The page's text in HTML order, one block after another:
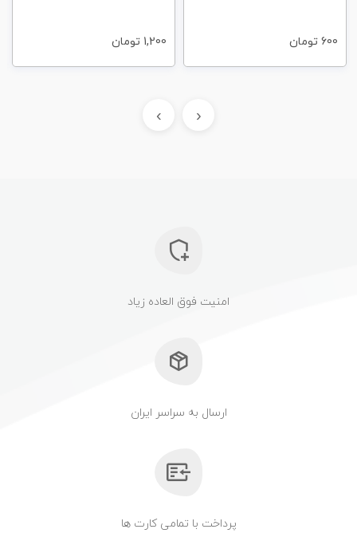
600 تومان 1,200 تومان
‹
›
امنیت فوق العاده زیاد
ارسال به سراسر ایران
پرداخت با تمامی کارت ها